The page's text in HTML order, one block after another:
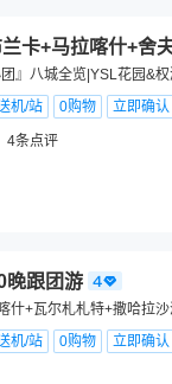
卡+马拉喀什+舍
团』八城全览|YSL花园&
机/站 0购物 立即确认
4条点评
晚跟团游
什+瓦尔札札特+撒哈拉
机/站 0购物 立即确认